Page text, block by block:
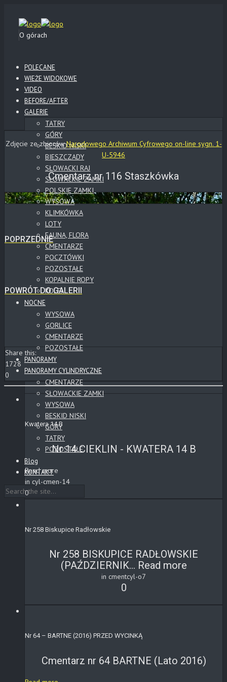
O górach
POLECANE
WIEŻE WIDOKOWE
VIDEO
BEFORE/AFTER
GALERIE
TATRY
GÓRY
BESKID NISKI
BIESZCZADY
SŁOWACKI RAJ
SŁOWACKIE ZAMKI
POLSKIE ZAMKI
WYSOWA
KLIMKÓWKA
LOTY
FAUNA, FLORA
CMENTARZE
POCZTÓWKI
POZOSTAŁE
KOPALNIE ROPY
KOLEJ
NOCNE
WYSOWA
GORLICE
CMENTARZE
POZOSTAŁE
PANORAMY
PANORAMY CYLINDRYCZNE
CMENTARZE
SŁOWACKIE ZAMKI
WYSOWA
BESKID NISKI
GÓRY
TATRY
POZOSTAŁE
Blog
KONTAKT
Zdjęcie ze zbiorówNarodowego Archiwum Cyfrowego on-line sygn. 1-
U-5946
Cmentarz nr 116 Staszkówka
POPRZEDNIE
POWRÓT DO GALERII
Share this:
1728
0
Kwatera 14 B
Nr 14 CIEKLIN - KWATERA 14 B
Read more
in cyl-cmen-14
0
Nr 258 Biskupice Radłowskie
Nr 258 BISKUPICE RADŁOWSKIE
(PAŹDZIERNIK... Read more
in cmentcyl-o7
0
Nr 64 – BARTNE (2016) PRZED WYCINKĄ
Cmentarz nr 64 BARTNE (Lato 2016)